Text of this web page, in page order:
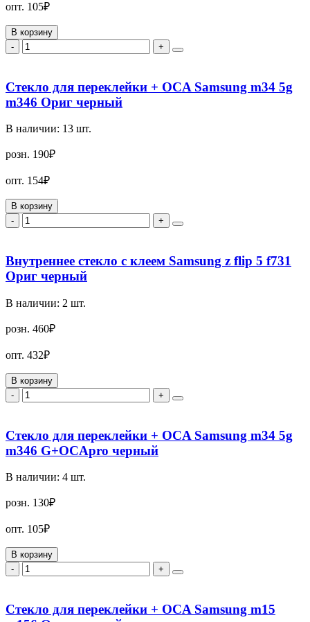
опт. 105₽
В корзину
-
+
Стекло для переклейки + OCA Samsung m34 5g
m346 Ориг черный
В наличии: 13 шт.
розн. 190₽
опт. 154₽
В корзину
-
+
Внутреннее стекло с клеем Samsung z flip 5 f731
Ориг черный
В наличии: 2 шт.
розн. 460₽
опт. 432₽
В корзину
-
+
Стекло для переклейки + OCA Samsung m34 5g
m346 G+OCApro черный
В наличии: 4 шт.
розн. 130₽
опт. 105₽
В корзину
-
+
Стекло для переклейки + OCA Samsung m15